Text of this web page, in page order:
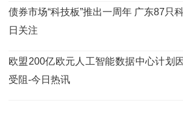
债券市场“科技板”推出一周年 广东87只
日关注
欧盟200亿欧元人工智能数据中心计划
受阻-今日热讯